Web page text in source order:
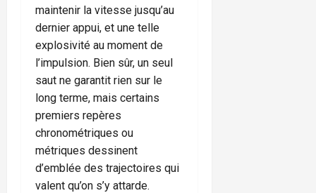
maintenir la vitesse jusqu’au
dernier appui, et une telle
explosivité au moment de
l’impulsion. Bien sûr, un seul
saut ne garantit rien sur le
long terme, mais certains
premiers repères
chronométriques ou
métriques dessinent
d’emblée des trajectoires qui
valent qu’on s’y attarde.